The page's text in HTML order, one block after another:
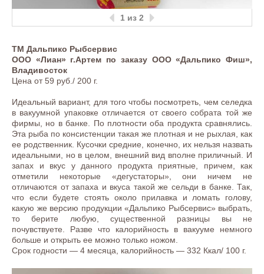
1 из 2
ТМ Дальпико Рыбсервис
ООО «Лиан» г.Артем по заказу ООО «Дальпико Фиш»,
Владивосток
Цена от 59 руб./ 200 г.
Идеальный вариант, для того чтобы посмотреть, чем селедка
в вакуумной упаковке отличается от своего собрата той же
фирмы, но в банке. По плотности оба продукта сравнялись.
Эта рыба по консистенции такая же плотная и не рыхлая, как
ее родственник. Кусочки средние, конечно, их нельзя назвать
идеальными, но в целом, внешний вид вполне приличный. И
запах и вкус у данного продукта приятные, причем, как
отметили некоторые «дегустаторы», они ничем не
отличаются от запаха и вкуса такой же сельди в банке. Так,
что если будете стоять около прилавка и ломать голову,
какую же версию продукции «Дальпико Рыбсервис» выбрать,
то берите любую, существенной разницы вы не
почувствуете. Разве что калорийность в вакууме немного
больше и открыть ее можно только ножом.
Срок годности — 4 месяца, калорийность — 332 Ккал/ 100 г.